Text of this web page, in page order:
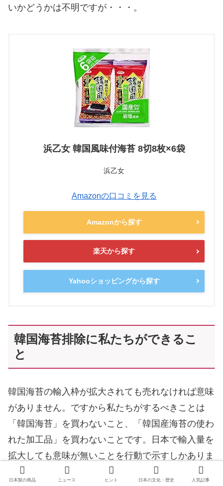
いかどうかは不明ですが・・・。
浜乙女 韓国風味付海苔 8切8枚×6袋
浜乙女
Amazonの口コミを見る
Amazonから探す
楽天から探す
Yahooショッピングから探す
韓国海苔排除に私たちができるこ
と
韓国海苔の輸入枠が拡大されても売れなければ意味
がありません。ですから私たちがするべきことは
「韓国海苔」を買わないこと、「韓国産海苔の使わ
れた加工品」を買わないことです。日本で輸入量を
拡大しても意味が無いことを行動で示すしかありま
せん。
日本製の商品 ニュース ヒント 日本の文化・歴史 人気記事